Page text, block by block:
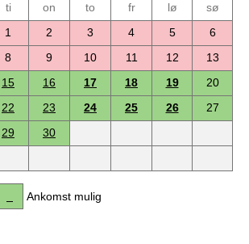
ti on to fr lø
sø
1 2 3 4 5
6
8 9 10 11 12
13
15 16 17 18 19
20
22 23 24 25 26
27
29
30
Ankomst mulig